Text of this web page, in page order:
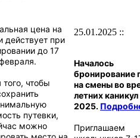
цена на
действует при
до 17
того, чтобы
путевки,
можно
25.01.2025 ::
Началось
бронирование
на смены во
летних каникул
2025.
Приглашаем